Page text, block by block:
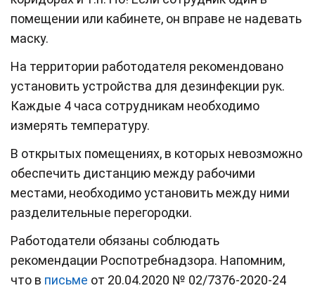
помещении или кабинете, он вправе не надевать
маску.
На территории работодателя рекомендовано
установить устройства для дезинфекции рук.
Каждые 4 часа сотрудникам необходимо
измерять температуру.
В открытых помещениях, в которых невозможно
обеспечить дистанцию между рабочими
местами, необходимо установить между ними
разделительные перегородки.
Работодатели обязаны соблюдать
рекомендации Роспотребнадзора. Напомним,
что в письме от 20.04.2020 № 02/7376-2020-24